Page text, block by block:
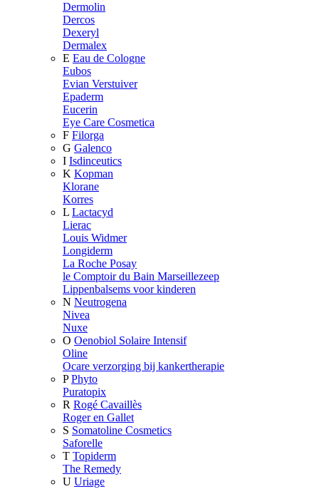
Dermolin
Dercos
Dexeryl
Dermalex
E Eau de Cologne
Eubos
Evian Verstuiver
Epaderm
Eucerin
Eye Care Cosmetica
F Filorga
G Galenco
I Isdinceutics
K Kopman
Klorane
Korres
L Lactacyd
Lierac
Louis Widmer
Longiderm
La Roche Posay
le Comptoir du Bain Marseillezeep
Lippenbalsems voor kinderen
N Neutrogena
Nivea
Nuxe
O Oenobiol Solaire Intensif
Oline
Ocare verzorging bij kankertherapie
P Phyto
Puratopix
R Rogé Cavaillès
Roger en Gallet
S Somatoline Cosmetics
Saforelle
T Topiderm
The Remedy
U Uriage